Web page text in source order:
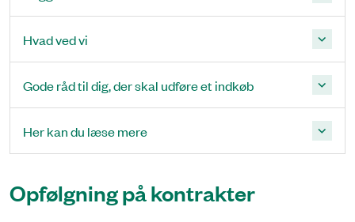
Hvad ved vi
Gode råd til dig, der skal udføre et indkøb
Her kan du læse mere
Opfølgning på kontrakter